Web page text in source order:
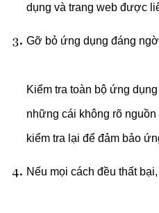
dụng và trang web được
Gỡ bỏ ứng dụng đáng ngờ
Kiểm tra toàn bộ ứng
những cái không rõ
kiểm tra lại để đảm bảo
Nếu mọi cách đều thất